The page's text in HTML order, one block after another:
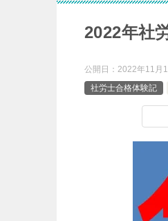
2022年社
公開日： 2022年11月
社労士合格体験記